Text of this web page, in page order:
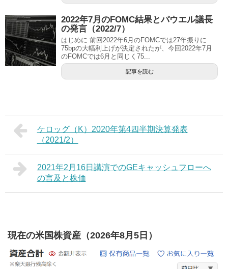
2022年7月のFOMC結果とパウエル議長
の発言（2022/7）
はじめに 前回2022年6月のFOMCでは27年振りに
75bpの大幅利上げが決定されたが、今回2022年7月
のFOMCでは6月と同じく75...
記事を読む
ケロッグ（K）2020年第4四半期決算発表
（2021/2）
2021年2月16日講演でのGEキャッシュフローへ
の言及と株価
現在の米国株資産（2026年8月5日）